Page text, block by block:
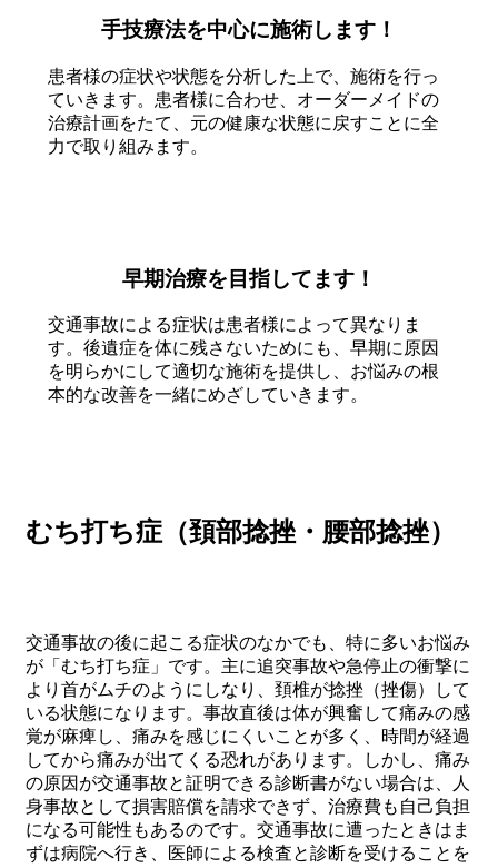
手技療法を中心に施術します！
患者様の症状や状態を分析した上で、施術を行っ
ていきます。患者様に合わせ、オーダーメイドの
治療計画をたて、元の健康な状態に戻すことに全
力で取り組みます。
早期治療を目指してます！
交通事故による症状は患者様によって異なりま
す。後遺症を体に残さないためにも、早期に原因
を明らかにして適切な施術を提供し、お悩みの根
本的な改善を一緒にめざしていきます。
むち打ち症（頚部捻挫・腰部捻挫）
交通事故の後に起こる症状のなかでも、特に多いお悩み
が「むち打ち症」です。主に追突事故や急停止の衝撃に
より首がムチのようにしなり、頚椎が捻挫（挫傷）して
いる状態になります。事故直後は体が興奮して痛みの感
覚が麻痺し、痛みを感じにくいことが多く、時間が経過
してから痛みが出てくる恐れがあります。しかし、痛み
の原因が交通事故と証明できる診断書がない場合は、人
身事故として損害賠償を請求できず、治療費も自己負担
になる可能性もあるのです。交通事故に遭ったときはま
ずは病院へ行き、医師による検査と診断を受けることを